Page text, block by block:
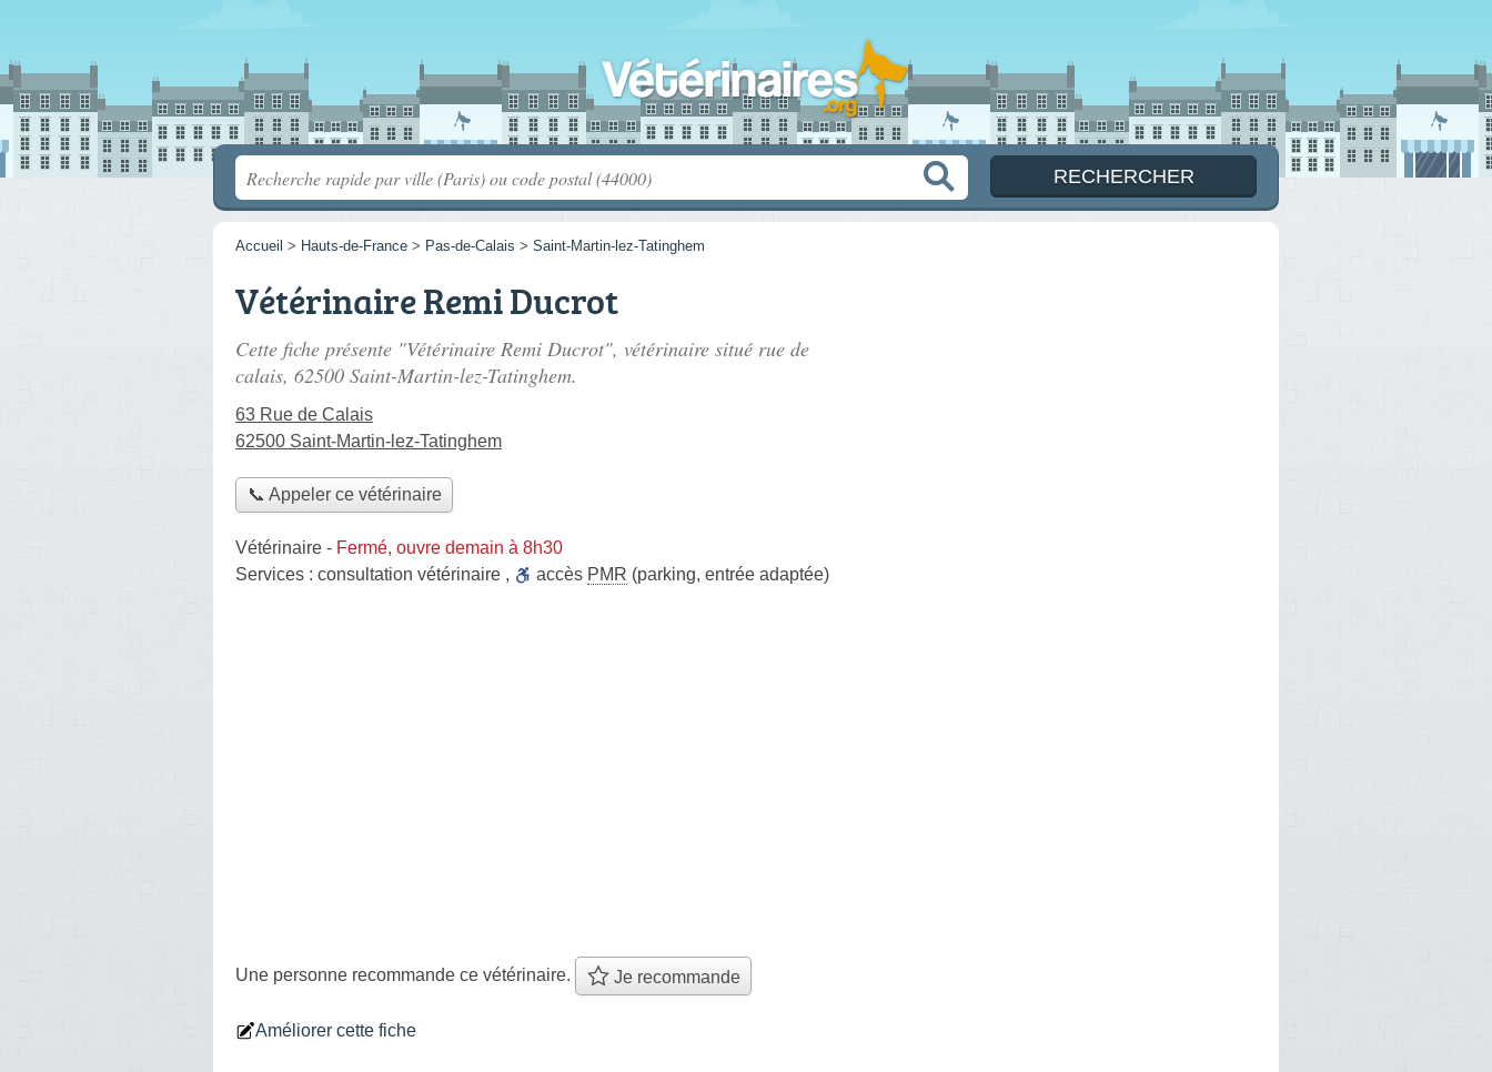
Accueil > Hauts-de-France > Pas-de-Calais > Saint-Martin-lez-Tatinghem
Vétérinaire Remi Ducrot
Cette fiche présente "Vétérinaire Remi Ducrot", vétérinaire situé rue de
calais, 62500 Saint-Martin-lez-Tatinghem.
63 Rue de Calais
62500 Saint-Martin-lez-Tatinghem
📞 Appeler ce vétérinaire
Vétérinaire - Fermé, ouvre demain à 8h30
Services : consultation vétérinaire , accès PMR (parking, entrée adaptée)
Une personne recommande ce vétérinaire. Je recommande
Améliorer cette fiche